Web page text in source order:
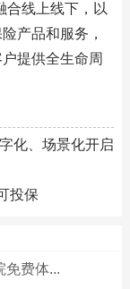
合线上线下，以
产品和服务，
提供全生命周
化、场景化开启
投保
免费体...